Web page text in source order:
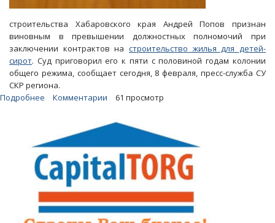
строительства Хабаровского края Андрей Попов признан
виновным в превышении должностных полномочий при
заключении контрактов на строительство жилья для детей-
сирот. Суд приговорил его к пяти с половиной годам колонии
общего режима, сообщает сегодня, 8 февраля, пресс-служба СУ
СКР региона.
Подробнее
главе
минстроя
дали
пять
лет
колонии
Комментарии 61 просмотр